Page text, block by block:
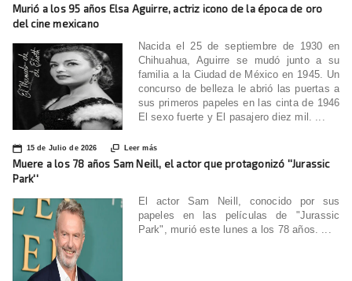
Murió a los 95 años Elsa Aguirre, actriz icono de la época de oro
del cine mexicano
Nacida el 25 de septiembre de 1930 en
Chihuahua, Aguirre se mudó junto a su
familia a la Ciudad de México en 1945. Un
concurso de belleza le abrió las puertas a
sus primeros papeles en las cinta de 1946
El sexo fuerte y El pasajero diez mil. ...
📅 15 de Julio de 2026  Leer más
Muere a los 78 años Sam Neill, el actor que protagonizó ''Jurassic
Park''
El actor Sam Neill, conocido por sus
papeles en las películas de "Jurassic
Park", murió este lunes a los 78 años. ...